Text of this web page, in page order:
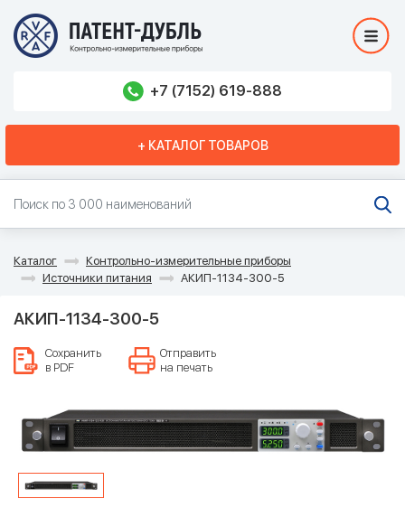
+7 (7152) 619-888
+ КАТАЛОГ ТОВАРОВ
Каталог
Контрольно-измерительные приборы
Источники питания
АКИП-1134-300-5
АКИП-1134-300-5
Сохранить
в PDF
Отправить
на печать